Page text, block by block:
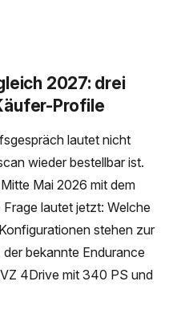
2027: drei
Profile
lautet nicht
wieder bestellbar ist.
Mai 2026 mit dem
lautet jetzt: Welche
stehen zur
bekannte Endurance
4Drive mit 340 PS und